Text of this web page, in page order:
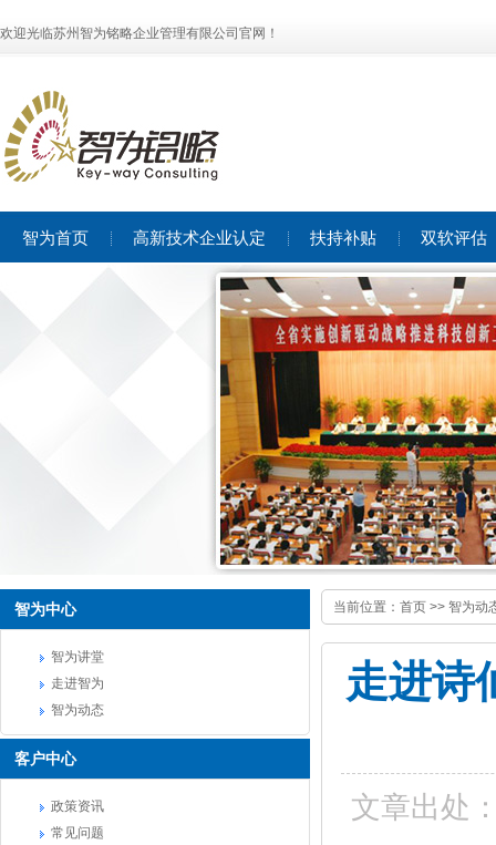
欢迎光临苏州智为铭略企业管理有限公司官网！
智为首页 高新技术企业认定 扶持补贴 双软评估
智为中心
智为讲堂
走进智为
智为动态
客户中心
政策资讯
常见问题
当前位置： 首页 >> 智为动
走进诗
文章出处